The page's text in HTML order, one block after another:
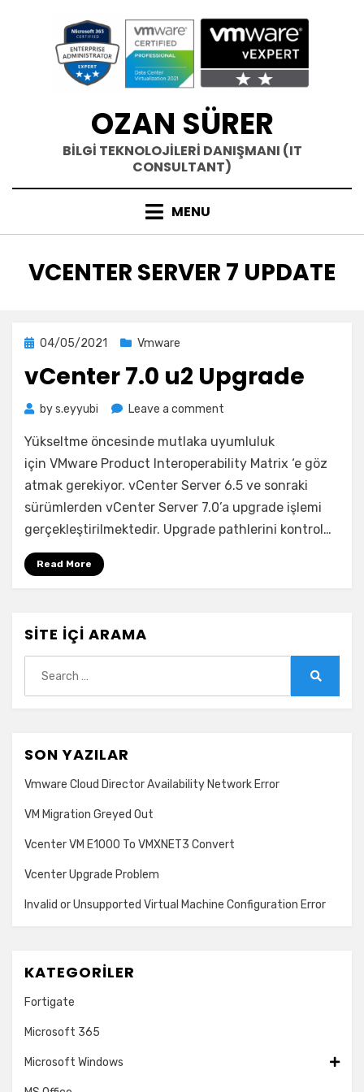
OZAN SÜRER
BİLGİ TEKNOLOJİLERİ DANIŞMANI (IT
CONSULTANT)
MENU
ETIKET
:
VCENTER SERVER 7 UPDATE
Posted
04/05/2021 Vmware
vCenter 7.0 u2 Upgrade
bys.eyyubi Leave a comment
7.0
u2
Upgrade
Yükseltme öncesinde mutlaka uyumluluk
için VMware Product Interoperability Matrix ‘e göz
atmak gerekiyor. vCenter Server 6.5 ve sonraki
sürümlerden vCenter Server 7.0’a upgrade işlemi
gerçekleştirilmektedir. Upgrade pathlerini kontrol…
Read More
SITE İÇI ARAMA
for:
SON YAZILAR
Vmware Cloud Director Availability Network Error
VM Migration Greyed Out
Vcenter VM E1000 To VMXNET3 Convert
Vcenter Upgrade Problem
Invalid or Unsupported Virtual Machine Configuration Error
KATEGORILER
Fortigate
Microsoft 365
Microsoft Windows